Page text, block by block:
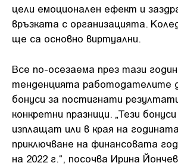
цели емоционален ефект и
връзката с организацията.
ще са основно виртуални.
Все по-осезаема през тази
тенденцията работодателите
бонуси за постигнати
конкретни празници. „Тези
изплащат или в края на
приключване на финансовата
на 2022 г.“, посочва Ирина